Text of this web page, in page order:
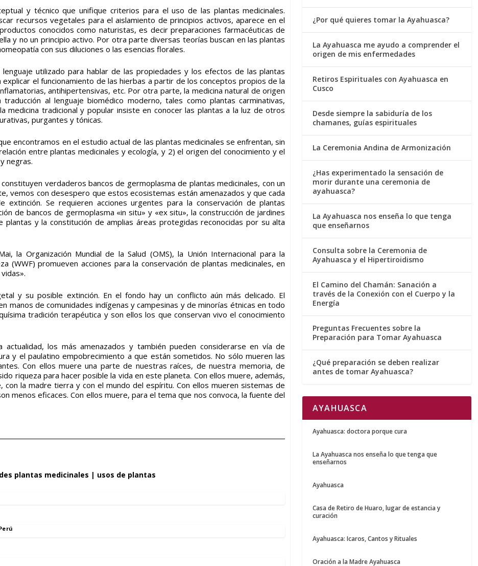
y técnico que unifique criterios para el uso de las plantas medicinales.
recursos vegetales para el aislamiento de principios activos, aparece en el
conocidos como naturistas, es decir preparaciones farmacéuticas de
y no un principio activo. Por otra parte diversas teorías buscan en las plantas
con sus diluciones o las esencias florales.
utilizado para hablar de las propiedades y los efectos de las plantas
el funcionamiento de las hierbas a partir de los conceptos propios de la
antihipertensivas, etc. Por otra parte, la medicina natural de origen
al lenguaje biomédico moderno, tales como plantas carminativas,
medicina tradicional y popular insiste en conocer las plantas a la luz de otros
purgantes y tónicas.
encontramos en el estudio actual de las plantas medicinales se enfrentan, sin
entre plantas medicinales y ecología, y 2) el origen del conocimiento y el
negras.
verdaderos bancos de germoplasma de plantas medicinales, con un
vemos con desespero que estos ecosistemas están amenazados y que cada
Se requieren acciones urgentes para la conservación de plantas
de bancos de germoplasma «in situ» y «ex situ», la construcción de jardines
y la constitución de amplias áreas protegidas reconocidas por su alta
la Organización Mundial de la Salud (OMS), la Unión Internacional para la
(WWF) promueven acciones para la conservación de plantas medicinales, en
y su posible extinción. En el fondo hay un conflicto aún más delicado. El
manos de comunidades indígenas y campesinas y de minorías étnicas en todo
tradición terapéutica y son ellos los que conservan vivo el conocimiento
los más amenazados y también pueden considerarse en vía de
y el paulatino empobrecimiento a que están sometidos. No sólo mueren las
Con ellos muere una parte de nuestras raíces, de nuestra memoria, de
riqueza para hacer posible la vida en este planeta. Con ellos muere, además,
la madre tierra y con el mundo del espíritu. Con ellos mueren sistemas de
menos eficaces. Con ellos muere, para el tema que nos convoca, la fuente del
plantas medicinales | usos de plantas
¿Por qué quieres tomar la Ayahuasca?
La Ayahuasca me ayudo a comprender el
origen de mis enfermedades
Retiros Espirituales con Ayahuasca en
Cusco
Desde siempre la sabiduría de los
chamanes, guías espirituales
La Ceremonia Andina de Armonización
¿Has experimentado la sensación de
morir durante una ceremonia de
ayahuasca?
La Ayahuasca nos enseña lo que tenga
que enseñarnos
Consulta sobre la Ceremonia de
Ayahuasca y el Hipertiroidismo
El Camino del Chamán: Sanación a
través de la Conexión con el Cuerpo y la
Energía
Preguntas Frecuentes sobre la
Preparación para Tomar Ayahuasca
¿Qué preparación se deben realizar
antes de tomar Ayahuasca?
AYAHUASCA
Ayahuasca: doctora porque cura
La Ayahuasca nos enseña lo que tenga que
enseñarnos
Ayahuasca
Casa de Retiro de Huaro, lugar de estancia y
curación
Ayahuasca: Icaros, Cantos y Rituales
Oración a la Madre Ayahuasca